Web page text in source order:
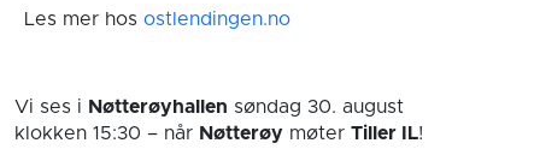
Les mer hos ostlendingen.no
Vi ses i Nøtterøyhallen søndag 30. august
klokken 15:30 – når Nøtterøy møter Tiller IL!